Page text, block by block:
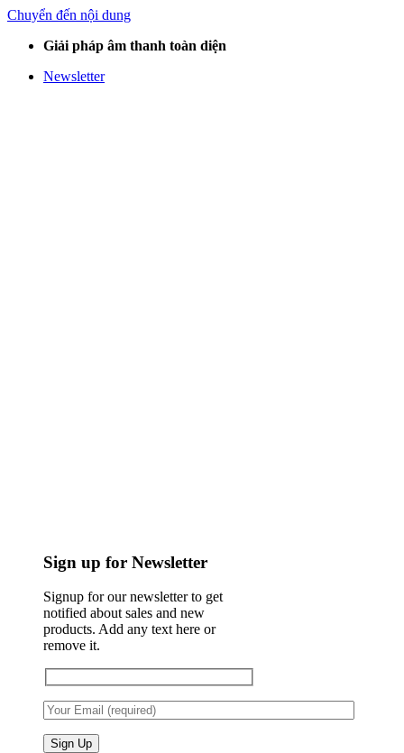
Chuyển đến nội dung
Giải pháp âm thanh toàn diện
Newsletter
Sign up for Newsletter
Signup for our newsletter to get
notified about sales and new
products. Add any text here or
remove it.